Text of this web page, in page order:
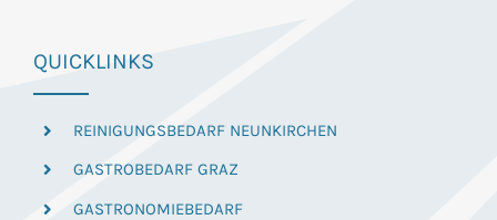
QUICKLINKS
REINIGUNGSBEDARF NEUNKIRCHEN
GASTROBEDARF GRAZ
GASTRONOMIEBEDARF